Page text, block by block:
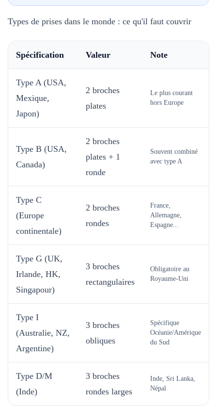
Types de prises dans le monde : ce qu'il faut couvrir
Spécification Valeur Note
Type A (USA,
Mexique,
Japon)
2 broches
plates
Le plus courant
hors Europe
Type B (USA,
Canada)
2 broches
plates + 1
ronde
Souvent combiné
avec type A
Type C
(Europe
continentale)
2 broches
rondes
France,
Allemagne,
Espagne...
Type G (UK,
Irlande, HK,
Singapour)
3 broches
rectangulaires
Obligatoire au
Royaume-Uni
Type I
(Australie, NZ,
Argentine)
3 broches
obliques
Spécifique
Océanie/Amérique
du Sud
Type D/M
(Inde)
3 broches
rondes larges
Inde, Sri Lanka,
Népal